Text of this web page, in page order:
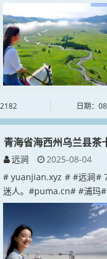
日期：
青海省海西州乌兰县茶
远涧
2025-08-04
# yuanjian.xyz # #远涧#
迷人。#puma.cn# #浦玛